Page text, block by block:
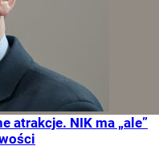
atrakcje. NIK ma „ale”